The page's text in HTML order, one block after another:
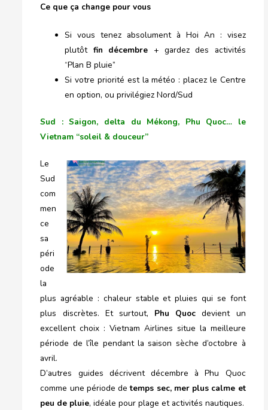
Ce que ça change pour vous
Si vous tenez absolument à Hoi An : visez
plutôt fin décembre + gardez des activités
“Plan B pluie”
Si votre priorité est la météo : placez le Centre
en option, ou privilégiez Nord/Sud
Sud : Saigon, delta du Mékong, Phu Quoc… le
Vietnam “soleil & douceur”
Le
Sud
com
men
ce
sa
péri
ode
la
plus agréable : chaleur stable et pluies qui se font
plus discrètes. Et surtout, Phu Quoc devient un
excellent choix : Vietnam Airlines situe la meilleure
période de l’île pendant la saison sèche d’octobre à
avril.
D’autres guides décrivent décembre à Phu Quoc
comme une période detemps sec, mer plus calme et
peu de pluie, idéale pour plage et activités nautiques.